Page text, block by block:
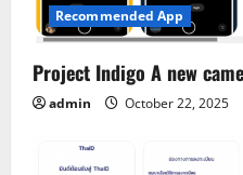
Recommended App
Project Indigo A new
admin October 22, 2025